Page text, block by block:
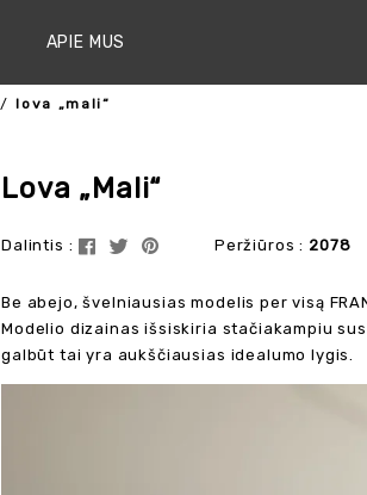
APIE MUS
lova „mali“
Lova „Mali“
Dalintis : Peržiūros : 2078
Be abejo, švelniausias modelis per visą
Modelio dizainas išsiskiria stačiakampiu
galbūt tai yra aukščiausias idealumo lygis.